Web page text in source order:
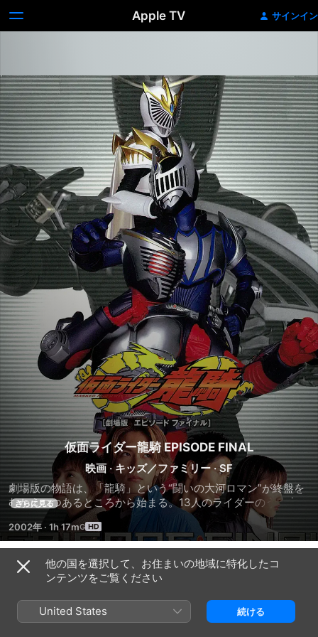
Apple TV サインイン
仮面ライダー龍騎 EPISODE FINAL
映画 · キッズ／ファミリー ·SF
劇場版の物語は、「龍騎」という“闘いの大河ロマン”が終盤を
むかえつつあるところから始まる。13人のライダーのうち生き
残った者はわずか数人。神崎士郎は闘いのタイムリミットを
「あと3日」と宣言する。最後のライダーバトルに参戦する女
性仮面ライダー･ファム=霧島美穂と正体不明の仮面ライダー･
リュウガがミラーワールドの“最後の扉”を開いた。ありとあら
ゆる鏡から、モンスターが現実世界に溢れ出してくる。現実世
界が壊滅に向かう中で、モンスターに、そしてリュウガに立ち
向かう龍騎、ナイト、ファムたち。生き残れるのは、ただ一
人。龍騎のそして現実世界の運命や如何に?
さらに見る
2002年 · 1h 17m
予告編
他の国を選択して、お住まいの地域に特化したコ
ンテンツをご覧ください
United States 続ける